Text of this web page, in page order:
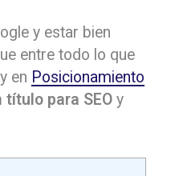
y estar bien
entre todo lo que
en Posicionamiento
título para SEO y